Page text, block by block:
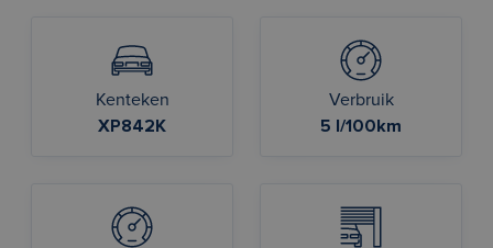
Kenteken
XP842K
Verbruik
5 l/100km